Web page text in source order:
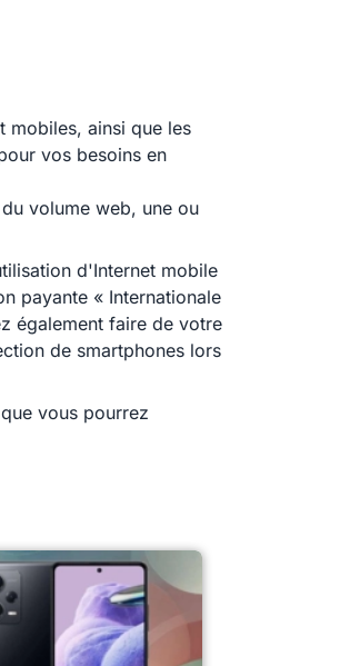
mobiles, ainsi que les
vos besoins en
volume web, une ou
d'Internet mobile
payante « Internationale
également faire de votre
de smartphones lors
vous pourrez